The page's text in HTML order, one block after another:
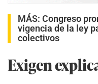
MÁS: Congreso
vigencia de la ley
colectivos
Exigen